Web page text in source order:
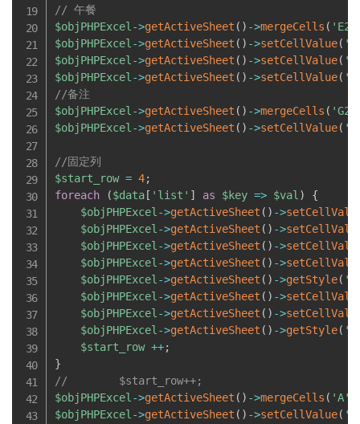
// 午餐
$objPHPExcel ->getActiveSheet ( ) ->mergeCells (
$objPHPExcel ->getActiveSheet ( ) ->setCellValue(
$objPHPExcel ->getActiveSheet ( ) ->setCellValue(
$objPHPExcel ->getActiveSheet ( ) ->setCellValue(
//备注
$objPHPExcel ->getActiveSheet ( ) ->mergeCells (
$objPHPExcel ->getActiveSheet ( ) ->setCellValue(
//固定列
$start_row = 4;
foreach
($data [ 'list' ] as $key => $val )
{
$objPHPExcel ->getActiveSheet ( ) ->
$objPHPExcel ->getActiveSheet ( ) ->
$objPHPExcel ->getActiveSheet ( ) ->
$objPHPExcel ->getActiveSheet ( ) ->
$objPHPExcel ->getActiveSheet ( ) ->getStyle(
$objPHPExcel ->getActiveSheet ( ) ->
$objPHPExcel ->getActiveSheet ( ) ->
$objPHPExcel ->getActiveSheet ( ) ->getStyle(
$start_row ++;
}
//        $start_row++;
$objPHPExcel ->getActiveSheet ( ) ->mergeCells ( 'A'
$objPHPExcel ->getActiveSheet ( ) ->setCellValue(